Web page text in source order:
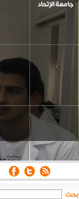
جامعة الإتحاد
بحث